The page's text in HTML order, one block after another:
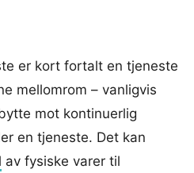
er kort fortalt en tjeneste
mellomrom – vanligvis
mot kontinuerlig
en tjeneste. Det kan
av fysiske varer til